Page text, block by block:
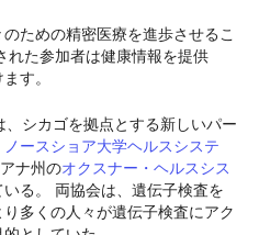
ための精密医療を進歩させるこ
れた参加者は健康情報を提供
す。
シカゴを拠点とする新しいパー
ノースショア大学ヘルスシステ
ナ州のオクスナー・ヘルスシス
る。 両協会は、遺伝子検査を
多くの人々が遺伝子検査にアク